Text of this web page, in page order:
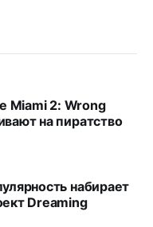
Miami 2: Wrong
на пиратство
набирает
Dreaming